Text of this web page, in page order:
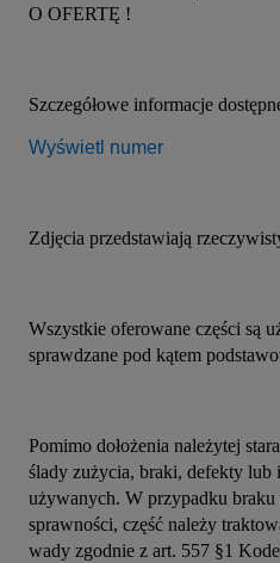
O OFERTĘ !
Szczegółowe informacje
Wyświetl numer
Zdjęcia przedstawiają
Wszystkie oferowane części są
sprawdzane pod kątem
Pomimo dołożenia należytej
ślady zużycia, braki, defekty lub
używanych. W przypadku braku
sprawności, część należy
wady zgodnie z art. 557 §1